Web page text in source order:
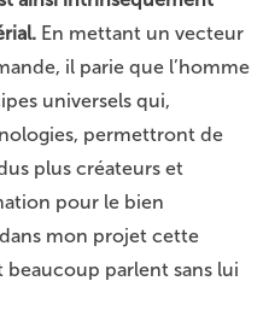
En mettant un vecteur
il parie que l’homme
universels qui,
permettront de
plus créateurs et
pour le bien
mon projet cette
parlent sans lui